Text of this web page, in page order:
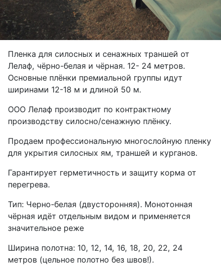
Пленка для силосных и сенажных траншей от
Лелаф, чёрно-белая и чёрная. 12- 24 метров.
Основные плёнки премиальной группы идут
ширинами 12-18 м и длиной 50 м.
ООО Лелаф производит по контрактному
производству силосно/сенажную плёнку.
Продаем профессиональную многослойную пленку
для укрытия силосных ям, траншей и курганов.
Гарантирует герметичность и защиту корма от
перегрева.
Тип: Черно-белая (двусторонняя). Монотонная
чёрная идёт отдельным видом и применяется
значительное реже
Ширина полотна: 10, 12, 14, 16, 18, 20, 22, 24
метров (цельное полотно без швов!).